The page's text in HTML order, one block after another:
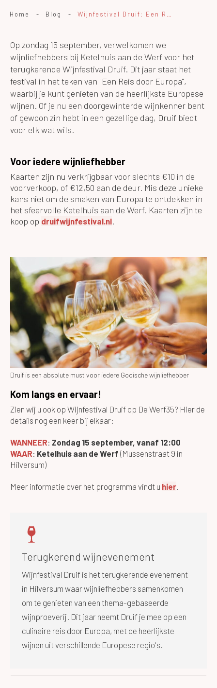
Home - Blog -
Op zondag 15 september, verwelkomen we
wijnliefhebbers bij Ketelhuis aan de Werf voor het
terugkerende Wijnfestival Druif. Dit jaar staat het
festival in het teken van "Een Reis door Europa",
waarbij je kunt genieten van de heerlijkste Europese
wijnen. Of je nu een doorgewinterde wijnkenner bent
of gewoon zin hebt in een gezellige dag, Druif biedt
voor elk wat wils.
Voor iedere wijnliefhebber
Kaarten zijn nu verkrijgbaar voor slechts €10 in de
voorverkoop, of €12,50 aan de deur. Mis deze unieke
kans niet om de smaken van Europa te ontdekken in
het sfeervolle Ketelhuis aan de Werf. Kaarten zijn te
koop op druifwijnfestival.nl.
Druif is een absolute must voor iedere Gooische wijnliefhebber
Kom langs en ervaar!
Zien wij u ook op Wijnfestival Druif op De Werf35? Hier de
details nog een keer bij elkaar:
WANNEER: Zondag 15 september, vanaf 12:00
WAAR: Ketelhuis aan de Werf (Mussenstraat 9 in
Hilversum)
Meer informatie over het programma vindt u hier.
Terugkerend wijnevenement
Wijnfestival Druif is het terugkerende evenement
in Hilversum waar wijnliefhebbers samenkomen
om te genieten van een thema-gebaseerde
wijnproeverij. Dit jaar neemt Druif je mee op een
culinaire reis door Europa, met de heerlijkste
wijnen uit verschillende Europese regio's.